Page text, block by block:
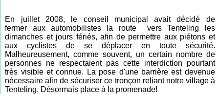
En juillet 2008, le conseil municipal avait décidé de
fermer aux automobilistes la route vers Tenteling
les
dimanches et jours fériés, afin de permettre aux piétons et
aux cyclistes de se déplacer en toute sécurité.
Malheureusement, comme souvent, un certain nombre de
personnes ne respectaient pas cette interdiction pourtant
très visible et connue. La pose d'une barrière est devenue
nécessaire afin de sécuriser ce tronçon reliant notre village à
Tenteling. Désormais place à la promenade!